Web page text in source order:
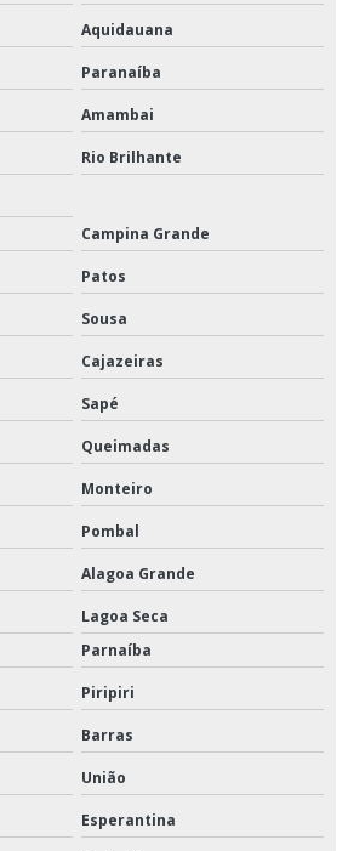
Aquidauana
Paranaíba
Amambai
Rio Brilhante
Campina Grande
Patos
Sousa
Cajazeiras
Sapé
Queimadas
Monteiro
Pombal
Alagoa Grande
Lagoa Seca
Parnaíba
Piripiri
Barras
União
Esperantina